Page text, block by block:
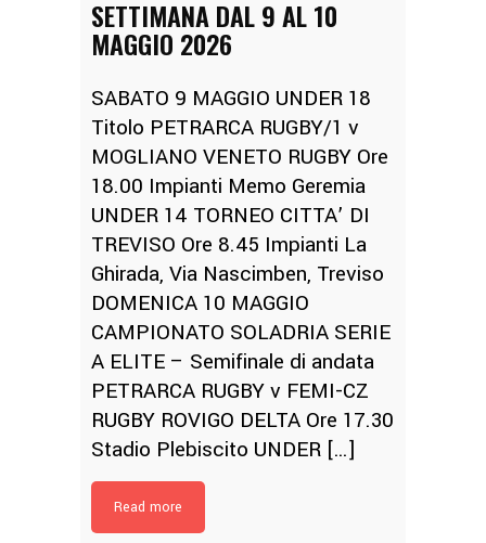
SETTIMANA DAL 9 AL 10
MAGGIO 2026
SABATO 9 MAGGIO UNDER 18
Titolo PETRARCA RUGBY/1 v
MOGLIANO VENETO RUGBY Ore
18.00 Impianti Memo Geremia
UNDER 14 TORNEO CITTA’ DI
TREVISO Ore 8.45 Impianti La
Ghirada, Via Nascimben, Treviso
DOMENICA 10 MAGGIO
CAMPIONATO SOLADRIA SERIE
A ELITE – Semifinale di andata
PETRARCA RUGBY v FEMI-CZ
RUGBY ROVIGO DELTA Ore 17.30
Stadio Plebiscito UNDER […]
Read more